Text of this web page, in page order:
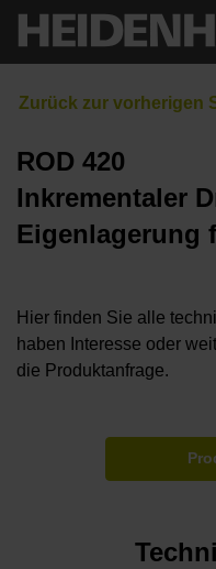
ROD 420
Inkrementaler
Eigenlagerung
Hier finden Sie alle
haben Interesse oder
die Produktanfrage.